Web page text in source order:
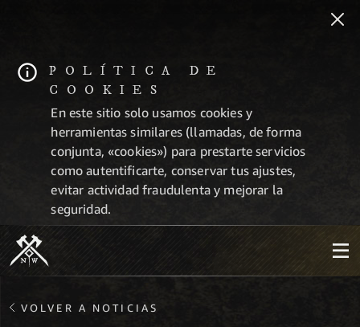
POLÍTICA DE
COOKIES
En este sitio solo usamos cookies y
herramientas similares (llamadas, de forma
conjunta, «cookies») para prestarte servicios
como autentificarte, conservar tus ajustes,
evitar actividad fraudulenta y mejorar la
seguridad.
VOLVER A NOTICIAS